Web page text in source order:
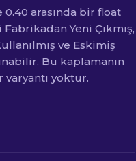
0.40 arasında bir float
Yeni Çıkmış,
ve Eskimiş
Bu kaplamanın
varyantı yoktur.